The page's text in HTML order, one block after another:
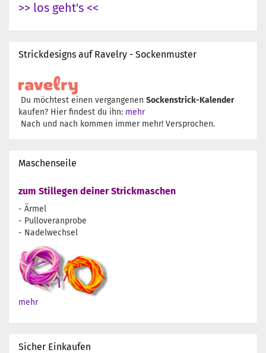
>> los geht's <<
Strickdesigns auf Ravelry - Sockenmuster
Du möchtest einen vergangenen Sockenstrick-Kalender
kaufen? Hier findest du ihn: mehr
Nach und nach kommen immer mehr! Versprochen.
Maschenseile
zum Stillegen deiner Strickmaschen
- Ärmel
- Pulloveranprobe
- Nadelwechsel
mehr
Sicher Einkaufen